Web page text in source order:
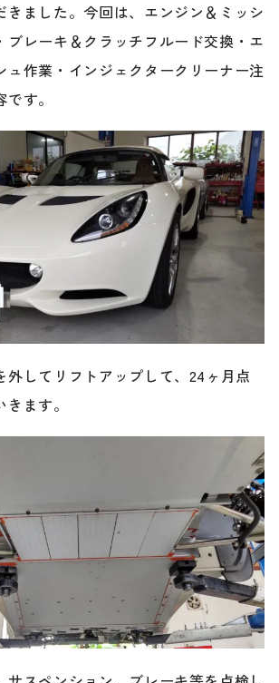
シー
のご依頼
のお問い合わせ
のご依頼・レンタカーのご相談
のご連絡方法意外にも、オンラインで
す。
ームにて、オンラインでのご連絡をご
きました。今回は、エンジン＆ミッシ
ブレーキ＆クラッチフルード交換・エ
ュ作業・インジェクタークリーナー注
す。
外してリフトアップして、24ヶ月点
ます。